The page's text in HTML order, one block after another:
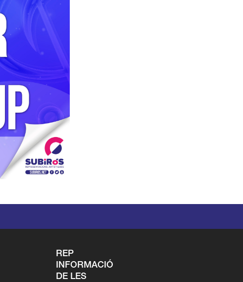
REP
INFORMACIÓ
DE LES